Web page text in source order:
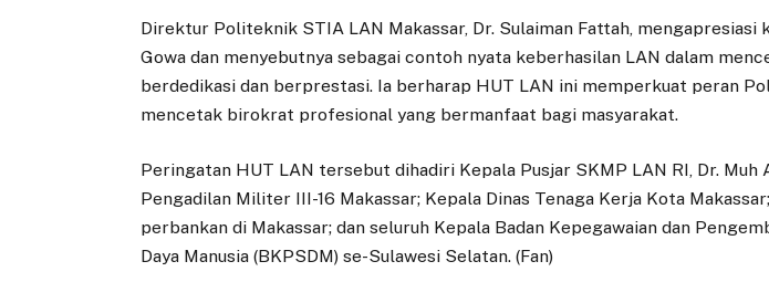
Direktur Politeknik STIA LAN Makassar, Dr. Sulaiman Fattah, mengapresiasi
Gowa dan menyebutnya sebagai contoh nyata keberhasilan LAN dalam
berdedikasi dan berprestasi. Ia berharap HUT LAN ini memperkuat peran
mencetak birokrat profesional yang bermanfaat bagi masyarakat.
Peringatan HUT LAN tersebut dihadiri Kepala Pusjar SKMP LAN RI, Dr. Muh
Pengadilan Militer III-16 Makassar; Kepala Dinas Tenaga Kerja Kota
perbankan di Makassar; dan seluruh Kepala Badan Kepegawaian dan
Daya Manusia (BKPSDM) se-Sulawesi Selatan. (Fan)